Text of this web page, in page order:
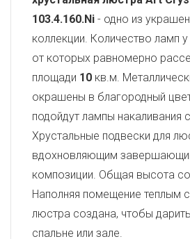
103.4.160.Ni - одно из
коллекции. Количество ламп
от которых равномерно
площади 10 кв.м.
окрашены в благородный
подойдут лампы накаливания
Хрустальные подвески для
вдохновляющим
композиции. Общая высота
Наполняя помещение теплым
люстра создана, чтобы
спальне или зале.